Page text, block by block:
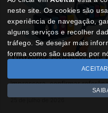
Tinteiros compatíveis
Saiba como escolher tinteiros
impressora, confirmar
reduzir custos sem perder
neste site. Os cookies são
experiência de navegação,
alguns serviços e recolher
tráfego. Se desejar mais
forma como são usados por